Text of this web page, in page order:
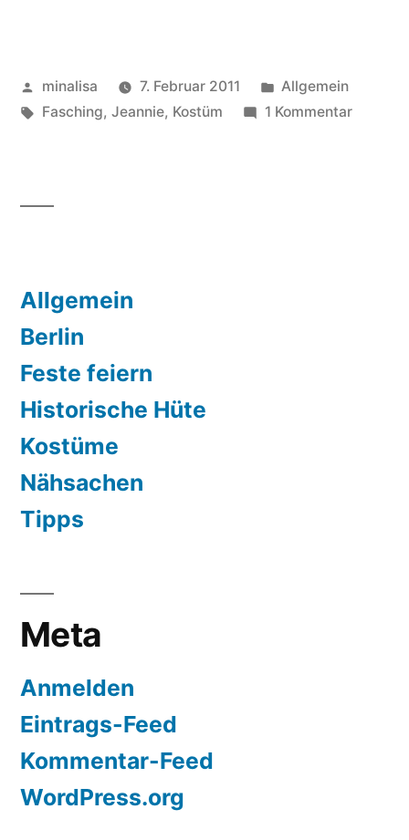
Veröffentlicht
von
minalisa 7. Februar 2011
Veröffentlicht
unter
Allgemein
Schlagwörter:
Fasching, Jeannie, Kostüm 1 Kommentarzu
Allgemein
Berlin
Feste feiern
Historische Hüte
Kostüme
Nähsachen
Tipps
Meta
Anmelden
Eintrags-Feed
Kommentar-Feed
WordPress.org